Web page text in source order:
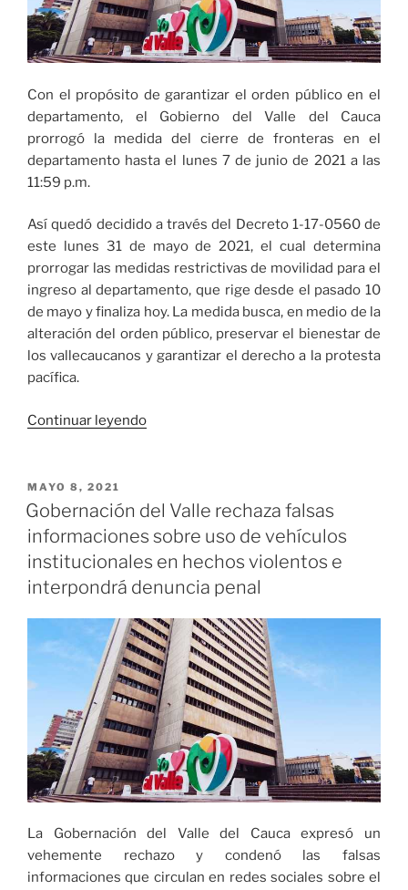
en
41
municipios»
Con el propósito de garantizar el orden público en el
departamento, el Gobierno del Valle del Cauca
prorrogó la medida del cierre de fronteras en el
departamento hasta el lunes 7 de junio de 2021 a las
11:59 p.m.
Así quedó decidido a través del Decreto 1-17-0560 de
este lunes 31 de mayo de 2021, el cual determina
prorrogar las medidas restrictivas de movilidad para el
ingreso al departamento, que rige desde el pasado 10
de mayo y finaliza hoy. La medida busca, en medio de la
alteración del orden público, preservar el bienestar de
los vallecaucanos y garantizar el derecho a la protesta
pacífica.
Continuar leyendo«Gobierno
el
cierre
fronteras
hasta
el
7
de
junio»
PUBLICADO
EL
MAYO 8, 2021
Gobernación del Valle rechaza falsas
informaciones sobre uso de vehículos
institucionales en hechos violentos e
interpondrá denuncia penal
La Gobernación del Valle del Cauca expresó un
vehemente rechazo y condenó las falsas
informaciones que circulan en redes sociales sobre el